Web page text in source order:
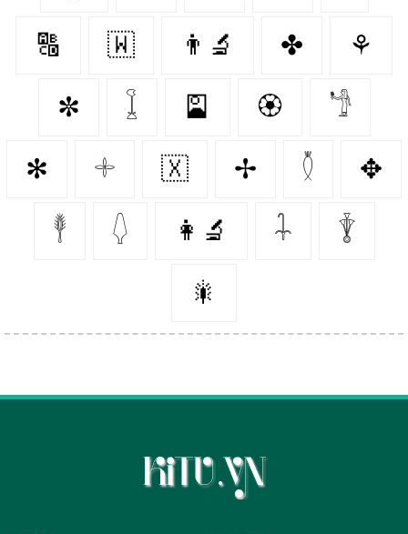
🔠 🇼‌ 👨‍🔬 ✤ ⚘
✼ 𓆼 🎴 🏵️ 𓁙
✻ 𓇬 🇽‌ ✢ 𓇟 ✥
𓇣 𓆭 👩‍🔬 𓇑 𓇊
🎇